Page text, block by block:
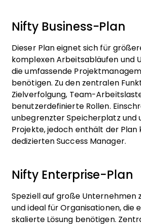
Nifty Business-Plan
Dieser Plan eignet sich für
komplexen Arbeitsabläufen und
die umfassende
benötigen. Zu den zentralen
Zielverfolgung, Team-
benutzerdefinierte Rollen.
unbegrenzter Speicherplatz und
Projekte, jedoch enthält der Plan
dedizierten Success Manager.
Nifty Enterprise-Plan
Speziell auf große Unternehmen
und ideal für Organisationen, die
skalierte Lösung benötigen.